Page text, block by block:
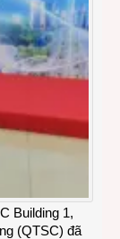
Building 1,
(QTSC) đã